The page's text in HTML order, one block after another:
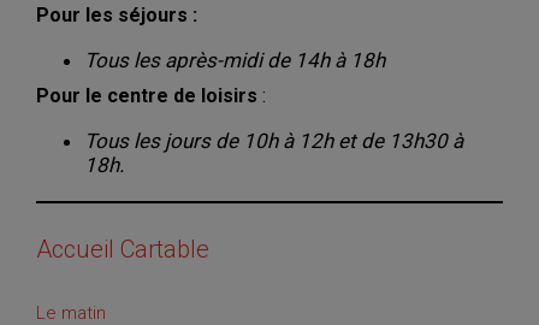
Pour les séjours :
Tous les après-midi de 14h à 18h
Pour le centre de loisirs :
Tous les jours de 10h à 12h et de 13h30 à
18h.
Accueil Cartable
Le matin